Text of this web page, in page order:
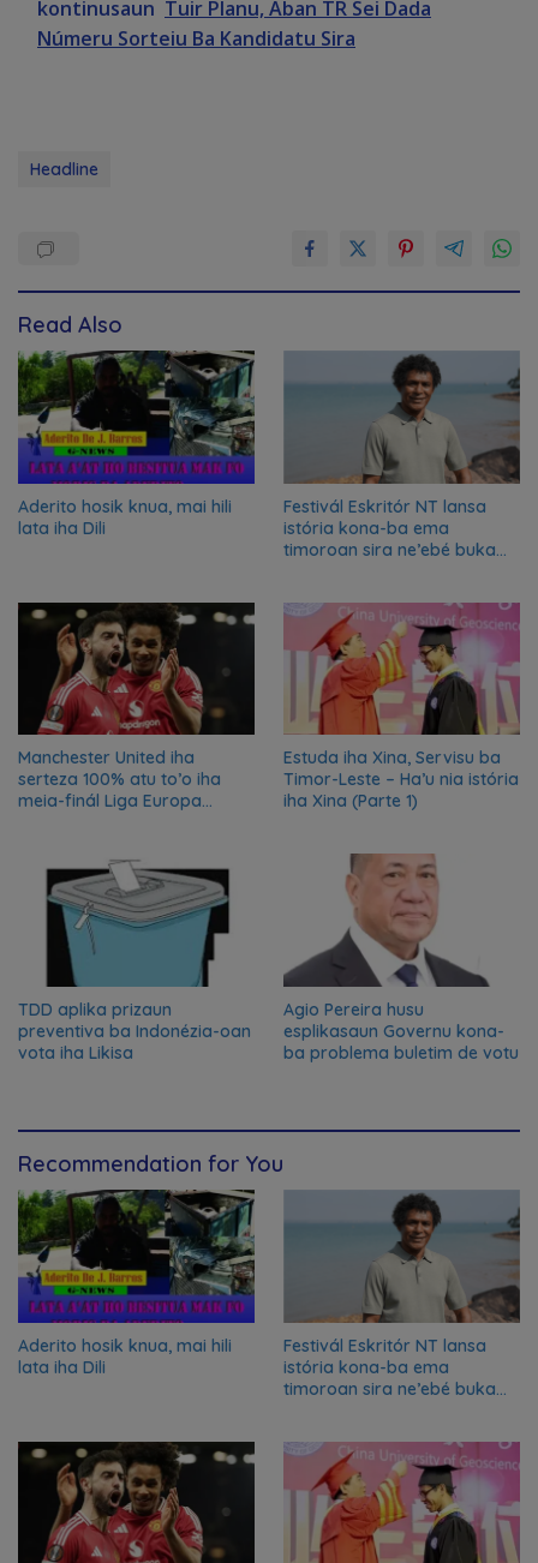
kontinusaun Tuir Planu, Aban TR Sei Dada
Númeru Sorteiu Ba Kandidatu Sira
Headline
Read Also
Aderito hosik knua, mai hili
lata iha Dili
Festivál Eskritór NT lansa
istória kona-ba ema
timoroan sira ne’ebé buka
Manchester United iha
serteza 100% atu to’o iha
meia-finál Liga Europa
Estuda iha Xina, Servisu ba
Timor-Leste – Ha’u nia istória
iha Xina (Parte 1)
TDD aplika prizaun
preventiva ba Indonézia-oan
vota iha Likisa
Agio Pereira husu
esplikasaun Governu kona-
ba problema buletim de votu
Recommendation for You
Aderito hosik knua, mai hili
lata iha Dili
Festivál Eskritór NT lansa
istória kona-ba ema
timoroan sira ne’ebé buka